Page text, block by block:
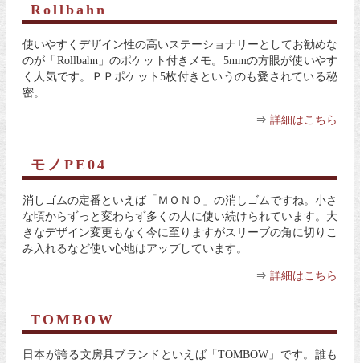
Rollbahn
使いやすくデザイン性の高いステーショナリーとしてお勧めな
のが「Rollbahn」のポケット付きメモ。5mmの方眼が使いやす
く人気です。ＰＰポケット5枚付きというのも愛されている秘
密。
⇒ 詳細はこちら
モノPE04
消しゴムの定番といえば「ＭＯＮＯ」の消しゴムですね。小さ
な頃からずっと変わらず多くの人に使い続けられています。大
きなデザイン変更もなく今に至りますがスリーブの角に切りこ
み入れるなど使い心地はアップしています。
⇒ 詳細はこちら
TOMBOW
日本が誇る文房具ブランドといえば「TOMBOW」です。誰も